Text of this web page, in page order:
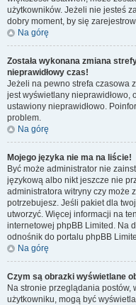
użytkowników. Jeżeli nie jesteś
dobry moment, by się
Na górę
Została wykonana zmiana
nieprawidłowy czas!
Jeżeli na pewno strefa czasowa
jest wyświetlany nieprawidłowo,
ustawiony nieprawidłowo.
problem.
Na górę
Mojego języka nie ma na liście!
Być może administrator nie
językową albo nikt jeszcze nie
administratora witryny czy może
potrzebujesz. Jeśli pakiet dla
utworzyć. Więcej informacji na
internetowej phpBB Limited. Na
odnośnik do portalu phpBB
Na górę
Czym są obrazki wyświetlane
Na stronie przeglądania
użytkowniku, mogą być